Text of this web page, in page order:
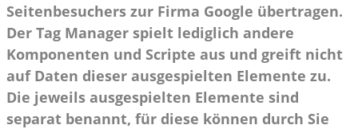
Seitenbesuchers zur Firma Google übertragen.
Der Tag Manager spielt lediglich andere
Komponenten und Scripte aus und greift nicht
auf Daten dieser ausgespielten Elemente zu.
Die jeweils ausgespielten Elemente sind
separat benannt, für diese können durch Sie